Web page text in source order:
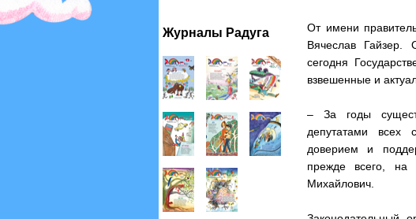
Журналы Радуга
От имени
Вячеслав Гайзер.
сегодня
взвешенные и
– За годы
депутатами всех
доверием и
прежде всего, на
Михайлович.